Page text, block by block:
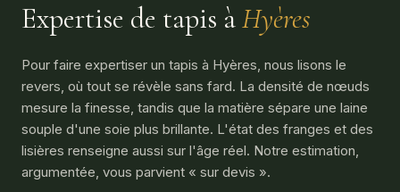
Expertise de tapis àHyères
Pour faire expertiser un tapis à Hyères, nous lisons le
revers, où tout se révèle sans fard. La densité de nœuds
mesure la finesse, tandis que la matière sépare une laine
souple d'une soie plus brillante. L'état des franges et des
lisières renseigne aussi sur l'âge réel. Notre estimation,
argumentée, vous parvient « sur devis ».